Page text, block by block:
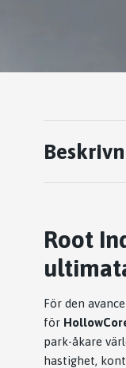
Root
För den
för
park-åkare
hastighet,